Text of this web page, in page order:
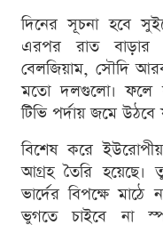
দিনের সূচনা হবে
এরপর রাত বাড়ার
বেলজিয়াম, সৌদি
মতো দলগুলো। ফলে
টিভি পর্দায় জমে
বিশেষ করে
আগ্রহ তৈরি
ভার্দের বিপক্ষে
ভুগতে চাইবে না